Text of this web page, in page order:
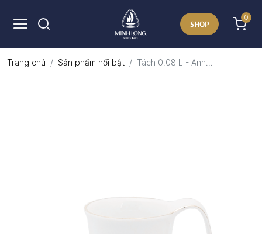
SHOP
0
Trang chủ Sản phẩm nổi bật Tách 0.08 L - Anh...